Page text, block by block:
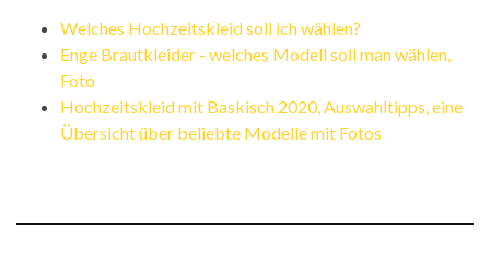
Welches Hochzeitskleid soll ich wählen?
Enge Brautkleider - welches Modell soll man wählen,
Foto
Hochzeitskleid mit Baskisch 2020, Auswahltipps, eine
Übersicht über beliebte Modelle mit Fotos